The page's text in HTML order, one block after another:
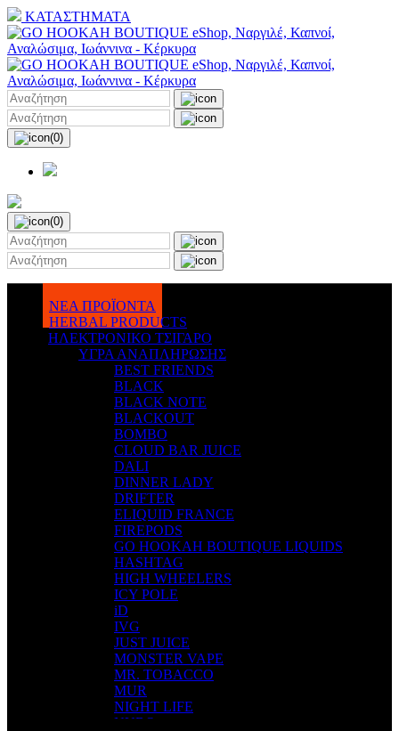
ΚΑΤΑΣΤΗΜΑΤΑ
(0)
(0)
ΝΕΑ ΠΡΟΪΟΝΤΑ
HERBAL PRODUCTS
ΗΛΕΚΤΡΟΝΙΚΟ ΤΣΙΓΑΡΟ
ΥΓΡΑ ΑΝΑΠΛΗΡΩΣΗΣ
BEST FRIENDS
BLACK
BLACK NOTE
BLACKOUT
BOMBO
CLOUD BAR JUICE
DALI
DINNER LADY
DRIFTER
ELIQUID FRANCE
FIREPODS
GO HOOKAH BOUTIQUE LIQUIDS
HASHTAG
HIGH WHEELERS
ICY POLE
iD
IVG
JUST JUICE
MONSTER VAPE
MR. TOBACCO
MUR
NIGHT LIFE
NUBO